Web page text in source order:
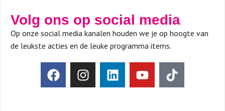
Volg ons op social media
Op onze social media kanalen houden we je op hoogte van
de leukste acties en de leuke programma items.